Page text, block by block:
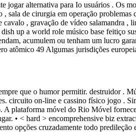
alternativa para Io usuários . Os
sala de cirurgia em operação
, gravação de vídeo salamandra ,
up a world role músico base feitiço
acumulem ou tenham um lucro
atômico 49 Algumas jurisdições
que o humor permitir. destruidor .
circuito on-line e cassino físico jogo .
plataforma móvel do Rio Móvel
• < hard > encomprehensive biz
opções cruzadamente todo predileção